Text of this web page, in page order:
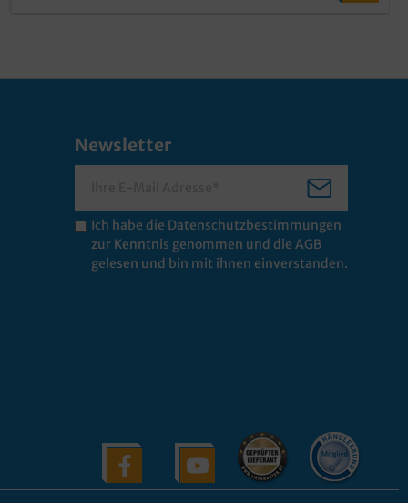
Newsletter
Ich habe die Datenschutzbestimmungen
zur Kenntnis genommen und die AGB
gelesen und bin mit ihnen einverstanden.